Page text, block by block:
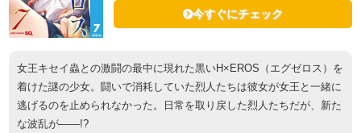
今すぐにチェック
女王キセイ蟲との激闘の最中に現れた黒いH×EROS（エグゼロス）を
着けた謎の少女。闘いで消耗していた烈人たちは彼女が女王と一緒に
逃げるのを止められなかった。日常を取り戻した烈人たちだが、新た
な波乱が――!?